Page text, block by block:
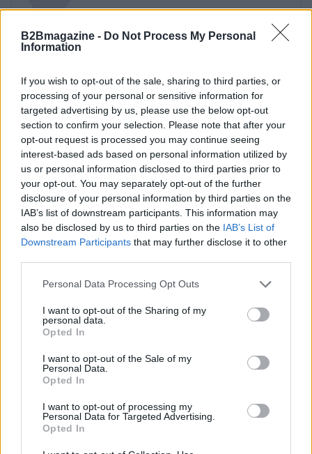
B2Bmagazine - Do Not Process My Personal
Information
If you wish to opt-out of the sale, sharing to third parties, or
processing of your personal or sensitive information for
targeted advertising by us, please use the below opt-out
section to confirm your selection. Please note that after your
opt-out request is processed you may continue seeing
interest-based ads based on personal information utilized by
us or personal information disclosed to third parties prior to
your opt-out. You may separately opt-out of the further
disclosure of your personal information by third parties on the
IAB’s list of downstream participants. This information may
also be disclosed by us to third parties on the IAB’s List of
Downstream Participants that may further disclose it to other
Please note that this website/app uses one or more Google
not limited to your visit or usage behaviour. You may click to
grant or deny consent to Google and its third-party tags to
use your data for below specified purposes in below Google
consent section.
Personal Data Processing Opt Outs
I want to opt-out of the Sharing of my
personal data.
Opted In
I want to opt-out of the Sale of my
Personal Data.
Opted In
I want to opt-out of processing my
Personal Data for Targeted Advertising.
Opted In
Continua a leggere
B2B NEWS